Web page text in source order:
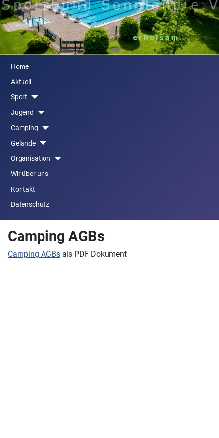
Home
Aktuell
Sport
Jugend
Camping
Gelände
Organisation
Wir über uns
Kontakt
Datenschutz
Camping AGBs
Camping AGBs als PDF Dokument